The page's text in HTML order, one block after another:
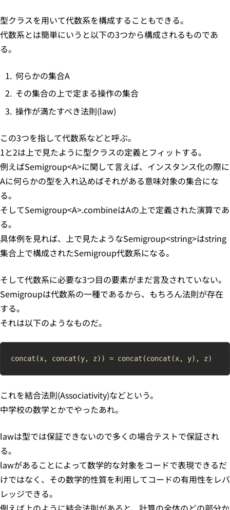
型クラスを用いて代数系を構成することもできる。
代数系とは簡単にいうと以下の3つから構成されるものであ
る。
何らかの集合A
その集合の上で定まる操作の集合
操作が満たすべき法則(law)
この3つを指して代数系などと呼ぶ。
1と2は上で見たように型クラスの定義とフィットする。
例えばSemigroup<A>に関して言えば、インスタンス化の際に
Aに何らかの型を入れ込めばそれがある意味対象の集合にな
る。
そしてSemigroup<A>.combineはAの上で定義された演算であ
る。
具体例を見れば、上で見たようなSemigroup<string>はstring
集合上で構成されたSemigroup代数系になる。
そして代数系に必要な3つ目の要素がまだ言及されていない。
Semigroupは代数系の一種であるから、もちろん法則が存在
する。
それは以下のようなものだ。
これを結合法則(Associativity)などという。
中学校の数学とかでやったあれ。
lawは型では保証できないので多くの場合テストで保証され
る。
lawがあることによって数学的な対象をコードで表現できるだ
けではなく、その数学的性質を利用してコードの有用性をレバ
レッジできる。